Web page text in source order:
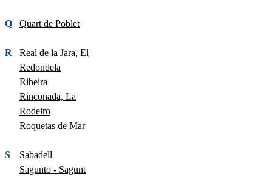
Q Quart de Poblet
R
Real de la Jara, El
Redondela
Ribeira
Rinconada, La
Rodeiro
Roquetas de Mar
S
Sabadell
Sagunto - Sagunt